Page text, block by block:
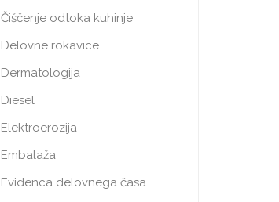
Čiščenje odtoka kuhinje
Delovne rokavice
Dermatologija
Diesel
Elektroerozija
Embalaža
Evidenca delovnega časa